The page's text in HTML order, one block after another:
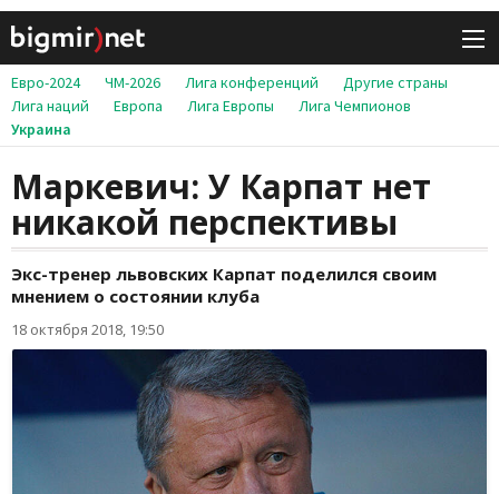
Евро-2024 ЧМ-2026 Лига конференций
Другие страны
Лига наций
Европа Лига Европы
Лига Чемпионов
Украина
Маркевич: У Карпат нет
никакой перспективы
Экс-тренер львовских Карпат поделился своим
мнением о состоянии клуба
18 октября 2018, 19:50